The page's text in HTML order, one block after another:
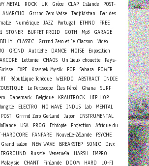
METAL ROCK UK Grèce CLAP Islande
POST-
ANARCHO Grrrnd Zero Vaise Tadjikistan
Bar des
Numérique JAZZ Portugal ETHNO
FREE
STONER BUFFET FROID GOTH Mp3
GARAGE
CLASSIC Grrrnd Zero et le Clacson
Vidéo
GRIND Autriche DANCE NOISE Exposition
Lettonie CHAOS Un lieux chouette
Pays-
Suisse EXPE Kraspek Mysik POP Sahara
POWER
République Tchèque WEIRDO ABSTRACT INDIE
Le Periscope Îles Féroé Ghana
SURF
Danemark Belgique KRAUTROCK
HIP HOP
ELECTRO NO WAVE INDUS lab MENTAL
POST Grrrnd Zero Gerland Japon
INSTRUMENTAL
USA PROG Ethiopie Projection
Afrique du
HARDCORE FANFARE Nouvelle-Zélande
PSYCHE
Grand salon NEW WAVE BREAKSTEP SONIC
Divx
Russie Venezuela HARSH
IMPRO
Malaysie CHANT Finlande DOOM HARD
LO-FI